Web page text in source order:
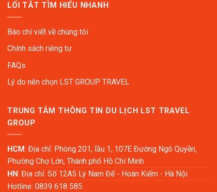
LỐI TẮT TÌM HIỂU NHANH
Báo chí viết về chúng tôi
Chính sách riêng tư
FAQs
Lý do nên chọn LST GROUP TRAVEL
TRUNG TÂM THÔNG TIN DU LỊCH LST TRAVEL
GROUP
HCM: Địa chỉ: Phòng 201, lầu 1, 107E Đường Ngô Quyền,
Phường Chợ Lớn, Thành phố Hồ Chí Minh
HN: Địa chỉ: Số 12A5 Lý Nam Đế - Hoàn Kiếm - Hà Nội
Hotline: 0839 618 585